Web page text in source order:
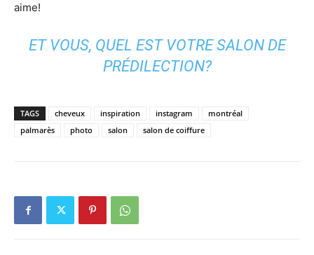
aime!
ET VOUS, QUEL EST VOTRE SALON DE
PRÉDILECTION?
TAGS cheveux inspiration instagram
montréal
palmarès
photo salon salon de coiffure